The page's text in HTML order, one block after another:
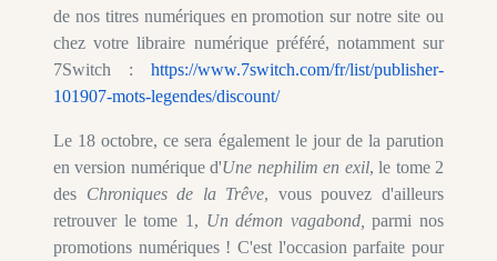
de nos titres numériques en promotion sur notre site ou
chez votre libraire numérique préféré, notamment sur
7Switch : https://www.7switch.com/fr/list/publisher-
101907-mots-legendes/discount/
Le 18 octobre, ce sera également le jour de la parution
en version numérique d'Une nephilim en exil, le tome 2
des Chroniques de la Trêve, vous pouvez d'ailleurs
retrouver le tome 1, Un démon vagabond, parmi nos
promotions numériques ! C'est l'occasion parfaite pour